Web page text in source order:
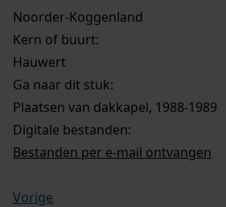
Noorder-Koggenland
Kern of buurt:
Hauwert
Ga naar dit stuk:
Plaatsen van dakkapel, 1988-1989
Digitale bestanden:
Bestanden per e-mail ontvangen
Vorige